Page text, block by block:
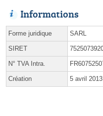
Informations
Forme juridique SARL
SIRET
N° TVA Intra.
Création 5 avril 2013